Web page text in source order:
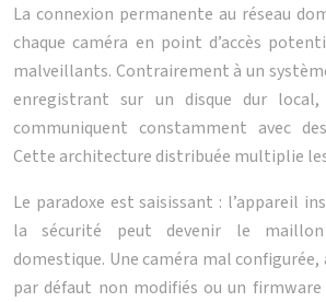
La connexion permanente au réseau
chaque caméra en point d’accès
malveillants. Contrairement à un
enregistrant sur un disque dur local,
communiquent constamment avec
Cette architecture distribuée multiplie les
Le paradoxe est saisissant : l’appareil
la sécurité peut devenir le
domestique. Une caméra mal
par défaut non modifiés ou un